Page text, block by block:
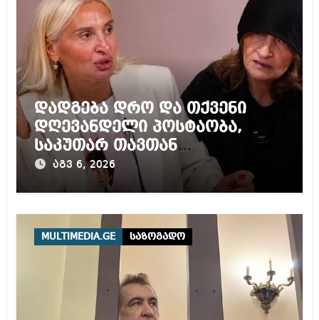
დადგება დრო და თქვენი
დღევანდელი პოსტაობა,
საკუთარ თავთან
შეგარცხვენთ – ეკა კუპატაძე
ნანუკა ჟორჟოლიანს
აგვ 6, 2026
MULTIMEDIA.GE საზოგადო